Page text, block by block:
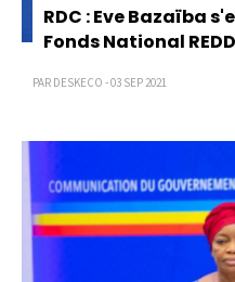
RDC : Eve Bazaïba
Fonds National
PAR DESKECO - 03 SEP 2021